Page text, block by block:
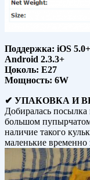
Поддержка: iOS
Android 2.3.3+
Цоколь: E27
Мощность: 6W
✔ УПАКОВКА И
Добиралась
большом
наличие такого
маленькие временно